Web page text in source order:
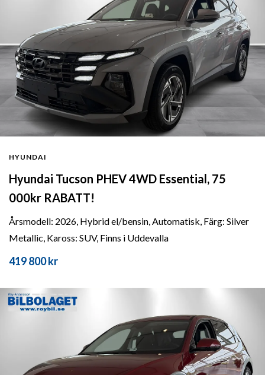
HYUNDAI
Hyundai Tucson PHEV 4WD Essential, 75
000kr RABATT!
Årsmodell: 2026, Hybrid el/bensin, Automatisk, Färg: Silver
Metallic, Kaross: SUV, Finns i Uddevalla
419 800 kr